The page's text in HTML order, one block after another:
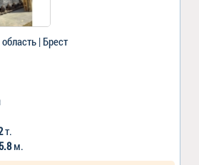
| Брест
т.
м.